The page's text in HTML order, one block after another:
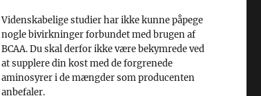
Videnskabelige studier har ikke kunne påpege
nogle bivirkninger forbundet med brugen af
BCAA. Du skal derfor ikke være bekymrede ved
at supplere din kost med de forgrenede
aminosyrer i de mængder som producenten
anbefaler.